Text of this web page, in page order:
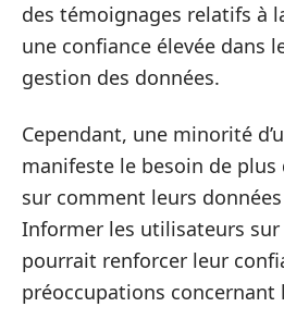
des témoignages relatifs à
une confiance élevée dans
gestion des données.
Cependant, une minorité
manifeste le besoin de plus
sur comment leurs
Informer les utilisateurs sur
pourrait renforcer leur
préoccupations